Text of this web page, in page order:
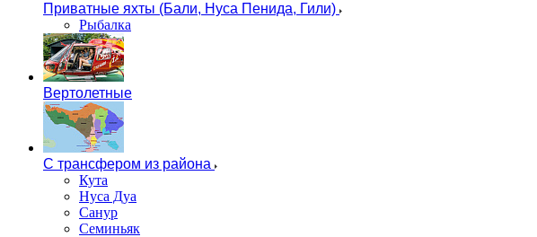
Приватные яхты (Бали, Нуса Пенида, Гили)
Рыбалка
Вертолетные
С трансфером из района
Кута
Нуса Дуа
Санур
Семиньяк